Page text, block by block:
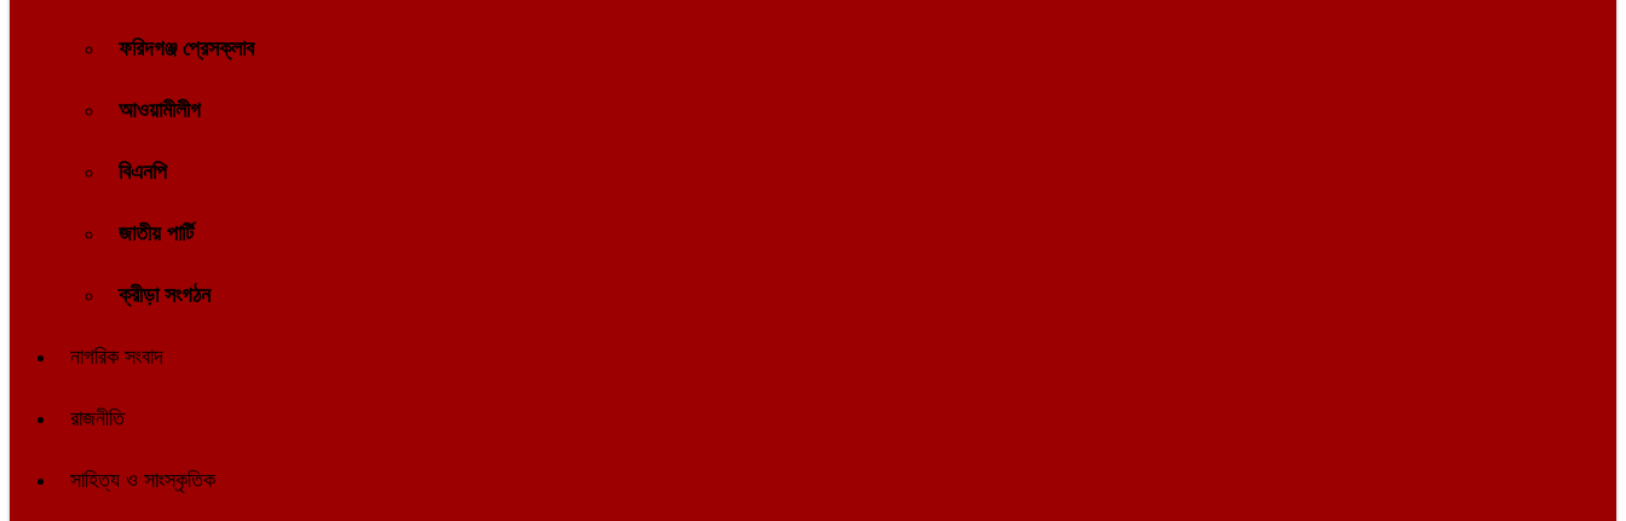
ফরিদগঞ্জ প্রেসক্লাব
আওয়ামীলীগ
বিএনপি
জাতীয় পার্টি
ক্রীড়া সংগঠন
নাগরিক সংবাদ
রাজনীতি
সাহিত্য ও সাংস্কৃতিক